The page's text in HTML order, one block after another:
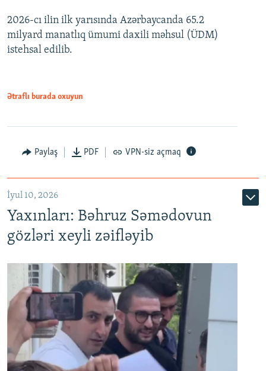
Auto 240p 360p 480p
360p
480p
2026-cı ilin ilk yarısında Azərbaycanda 65.2
milyard manatlıq ümumi daxili məhsul (ÜDM)
istehsal edilib.
Ətraflı burada oxuyun
Paylaş PDF VPN-siz açmaq
İyul 10, 2026
Yaxınları: Bəhruz Səmədovun
gözləri xeyli zəifləyib